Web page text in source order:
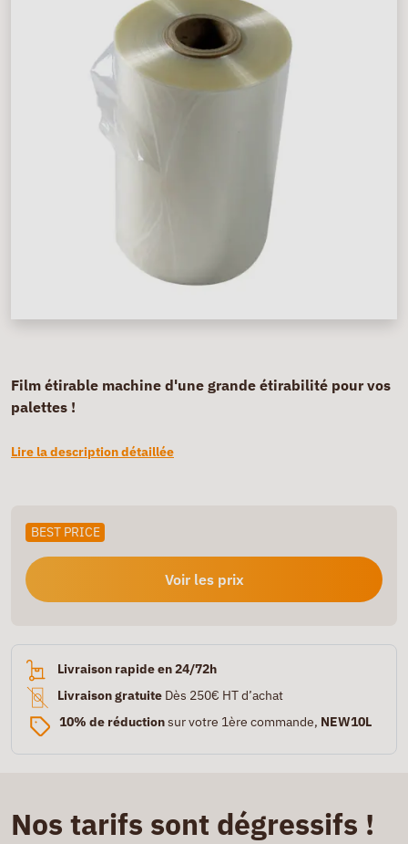
Film étirable machine d'une grande étirabilité pour vos
palettes !
Lire la description détaillée
BEST PRICE
Voir les prix
Livraison rapide en 24/72h
Livraison gratuite Dès 250€ HT d’achat
10% de réductionsur votre 1ère commande, NEW10L
Nos tarifs sont dégressifs !